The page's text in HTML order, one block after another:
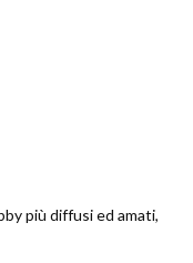
più diffusi ed amati,